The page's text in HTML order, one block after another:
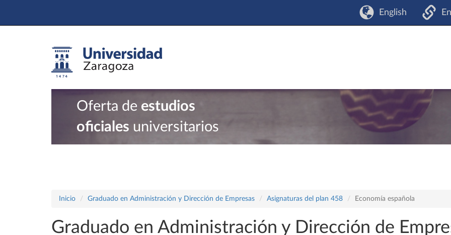
English
Oferta de estudios
oficiales universitarios
Inicio Graduado en Administración y Dirección de Empresas Asignaturas del plan 458 Economía española
Graduado en Administración y Dirección de